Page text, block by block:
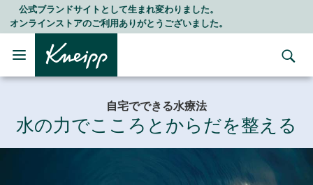
Skip to main content
Skip to footer contentLINE公式アカウントはこちら＞＞
随時最新情報をお届けします
自宅でできる水療法
水の力でこころとからだを整える